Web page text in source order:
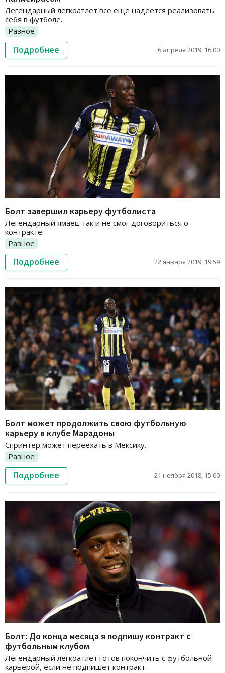
Легендарный легкоатлет все еще надеется реализовать
себя в футболе.
Разное
Подробнее 6 апреля 2019, 16:00
Болт завершил карьеру футболиста
Легендарный ямаец так и не смог договориться о
контракте.
Разное
Подробнее 22 января 2019, 19:59
Болт может продолжить свою футбольную
карьеру в клубе Марадоны
Спринтер может переехать в Мексику.
Разное
Подробнее 21 ноября 2018, 15:00
Болт: До конца месяца я подпишу контракт с
футбольным клубом
Легендарный легкоатлет готов покончить с футбольной
карьерой, если не подпишет контракт.